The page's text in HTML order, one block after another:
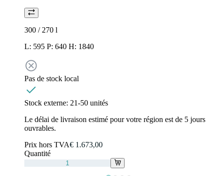
300 / 270 l
L: 595 P: 640 H: 1840
Pas de stock local
Stock externe: 21-50 unités
Le délai de livraison estimé pour votre région est de 5 jours
ouvrables.
Prix hors TVA€ 1.673,00
Quantité